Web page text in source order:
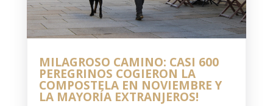
MILAGROSO CAMINO: CASI 600
PEREGRINOS COGIERON LA
COMPOSTELA EN NOVIEMBRE Y
LA MAYORÍA EXTRANJEROS!